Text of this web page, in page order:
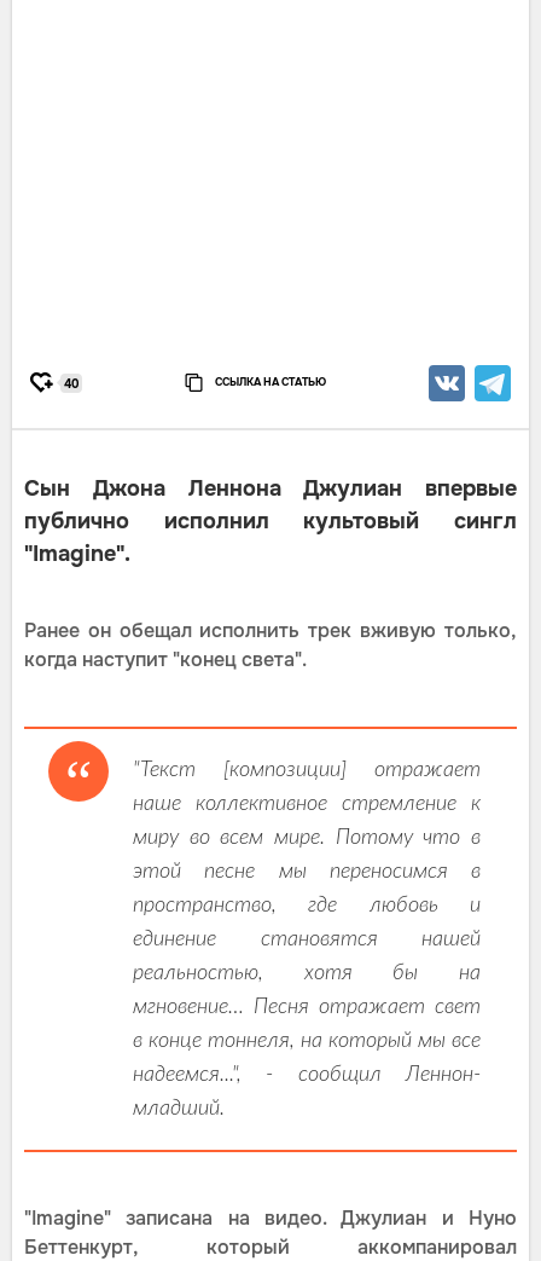
40 ССЫЛКА НА СТАТЬЮ
Сын Джона Леннона Джулиан впервые
публично исполнил культовый сингл
"Imagine".
Ранее он обещал исполнить трек вживую только,
когда наступит "конец света".
"Текст [композиции] отражает
наше коллективное стремление к
миру во всем мире. Потому что в
этой песне мы переносимся в
пространство, где любовь и
единение становятся нашей
реальностью, хотя бы на
мгновение… Песня отражает свет
в конце тоннеля, на который мы все
надеемся...", - сообщил Леннон-
младший.
"Imagine" записана на видео. Джулиан и Нуно
Беттенкурт, который аккомпанировал